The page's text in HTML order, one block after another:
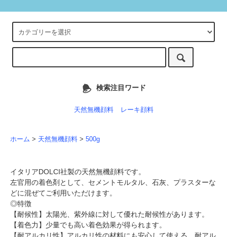
検索注目ワード
天然無機顔料 レーキ顔料
ホーム > 天然無機顔料 > 500g
イタリアDOLCI社製の天然無機顔料です。
左官用の着色剤として、セメントモルタル、石灰、プラスターな
どに混ぜてご利用いただけます。
◎特徴
【耐候性】太陽光、紫外線に対して優れた耐候性があります。
【着色力】少量でも高い着色効果が得られます。
【耐アルカリ性】アルカリ性の材料にも安心して使える、耐アル